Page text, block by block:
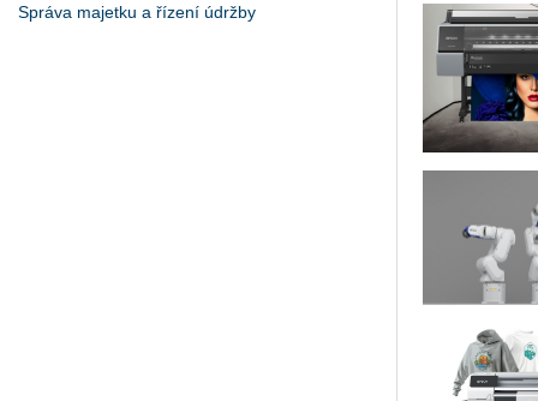
Správa majetku a řízení údržby